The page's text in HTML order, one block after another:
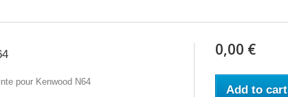
pour Kenwood N64
0,00 €
Add to cart